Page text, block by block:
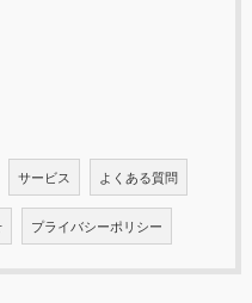
サービス よくある質問
プライバシーポリシー